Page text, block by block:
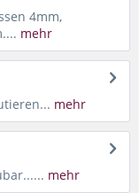
4mm,
mehr
mehr
mehr